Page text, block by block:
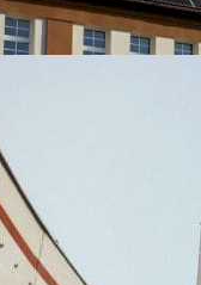
ВИБИРАЮТЬ